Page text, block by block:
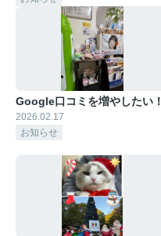
Google口コミを増やしたい！
2026.02.17
お知らせ